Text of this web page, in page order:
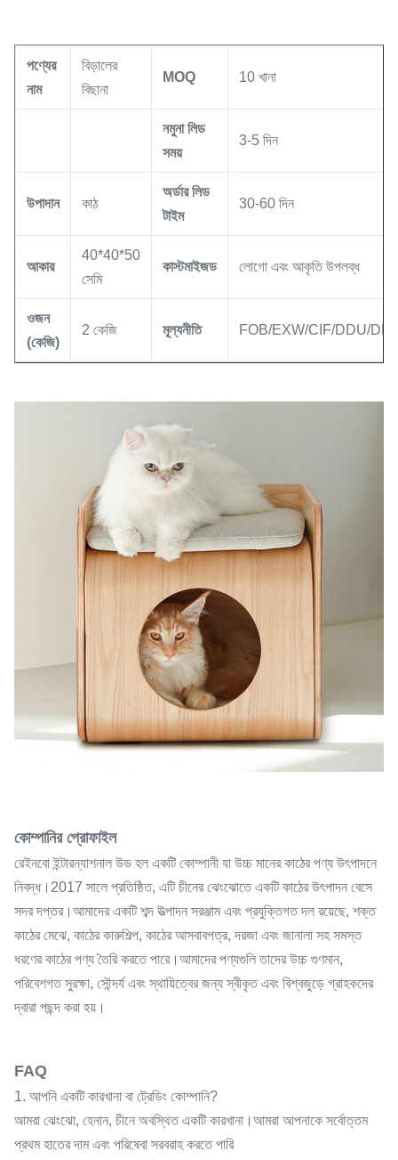
পণ্যের
নাম
বিড়ালের
বিছানা
MOQ 10 খানা
নমুনা লিড
সময়
3-5 দিন
উপাদান কাঠ
অর্ডার লিড
টাইম
30-60 দিন
আকার
40*40*50
সেমি
কাস্টমাইজড লোগো এবং আকৃতি উপলব্ধ
ওজন
(কেজি)
2 কেজি মূল্যনীতি FOB/EXW/CIF/DDU/
কোম্পানির প্রোফাইল
রেইনবো ইন্টারন্যাশনাল উড হল একটি কোম্পানী যা উচ্চ মানের কাঠের পণ্য উৎপাদনে
নিবদ্ধ।2017 সালে প্রতিষ্ঠিত, এটি চীনের ঝেংঝোতে একটি কাঠের উৎপাদন বেসে
সদর দপ্তর।আমাদের একটি শব্দ উত্পাদন সরঞ্জাম এবং প্রযুক্তিগত দল রয়েছে, শক্ত
কাঠের মেঝে, কাঠের কারুশিল্প, কাঠের আসবাবপত্র, দরজা এবং জানালা সহ সমস্ত
ধরণের কাঠের পণ্য তৈরি করতে পারে।আমাদের পণ্যগুলি তাদের উচ্চ গুণমান,
পরিবেশগত সুরক্ষা, সৌন্দর্য এবং স্থায়িত্বের জন্য স্বীকৃত এবং বিশ্বজুড়ে গ্রাহকদের
দ্বারা পছন্দ করা হয়।
FAQ
1. আপনি একটি কারখানা বা ট্রেডিং কোম্পানি?
আমরা ঝেংঝো, হেনান, চীনে অবস্থিত একটি কারখানা।আমরা আপনাকে সর্বোত্তম
প্রথম হাতের দাম এবং পরিষেবা সরবরাহ করতে পারি